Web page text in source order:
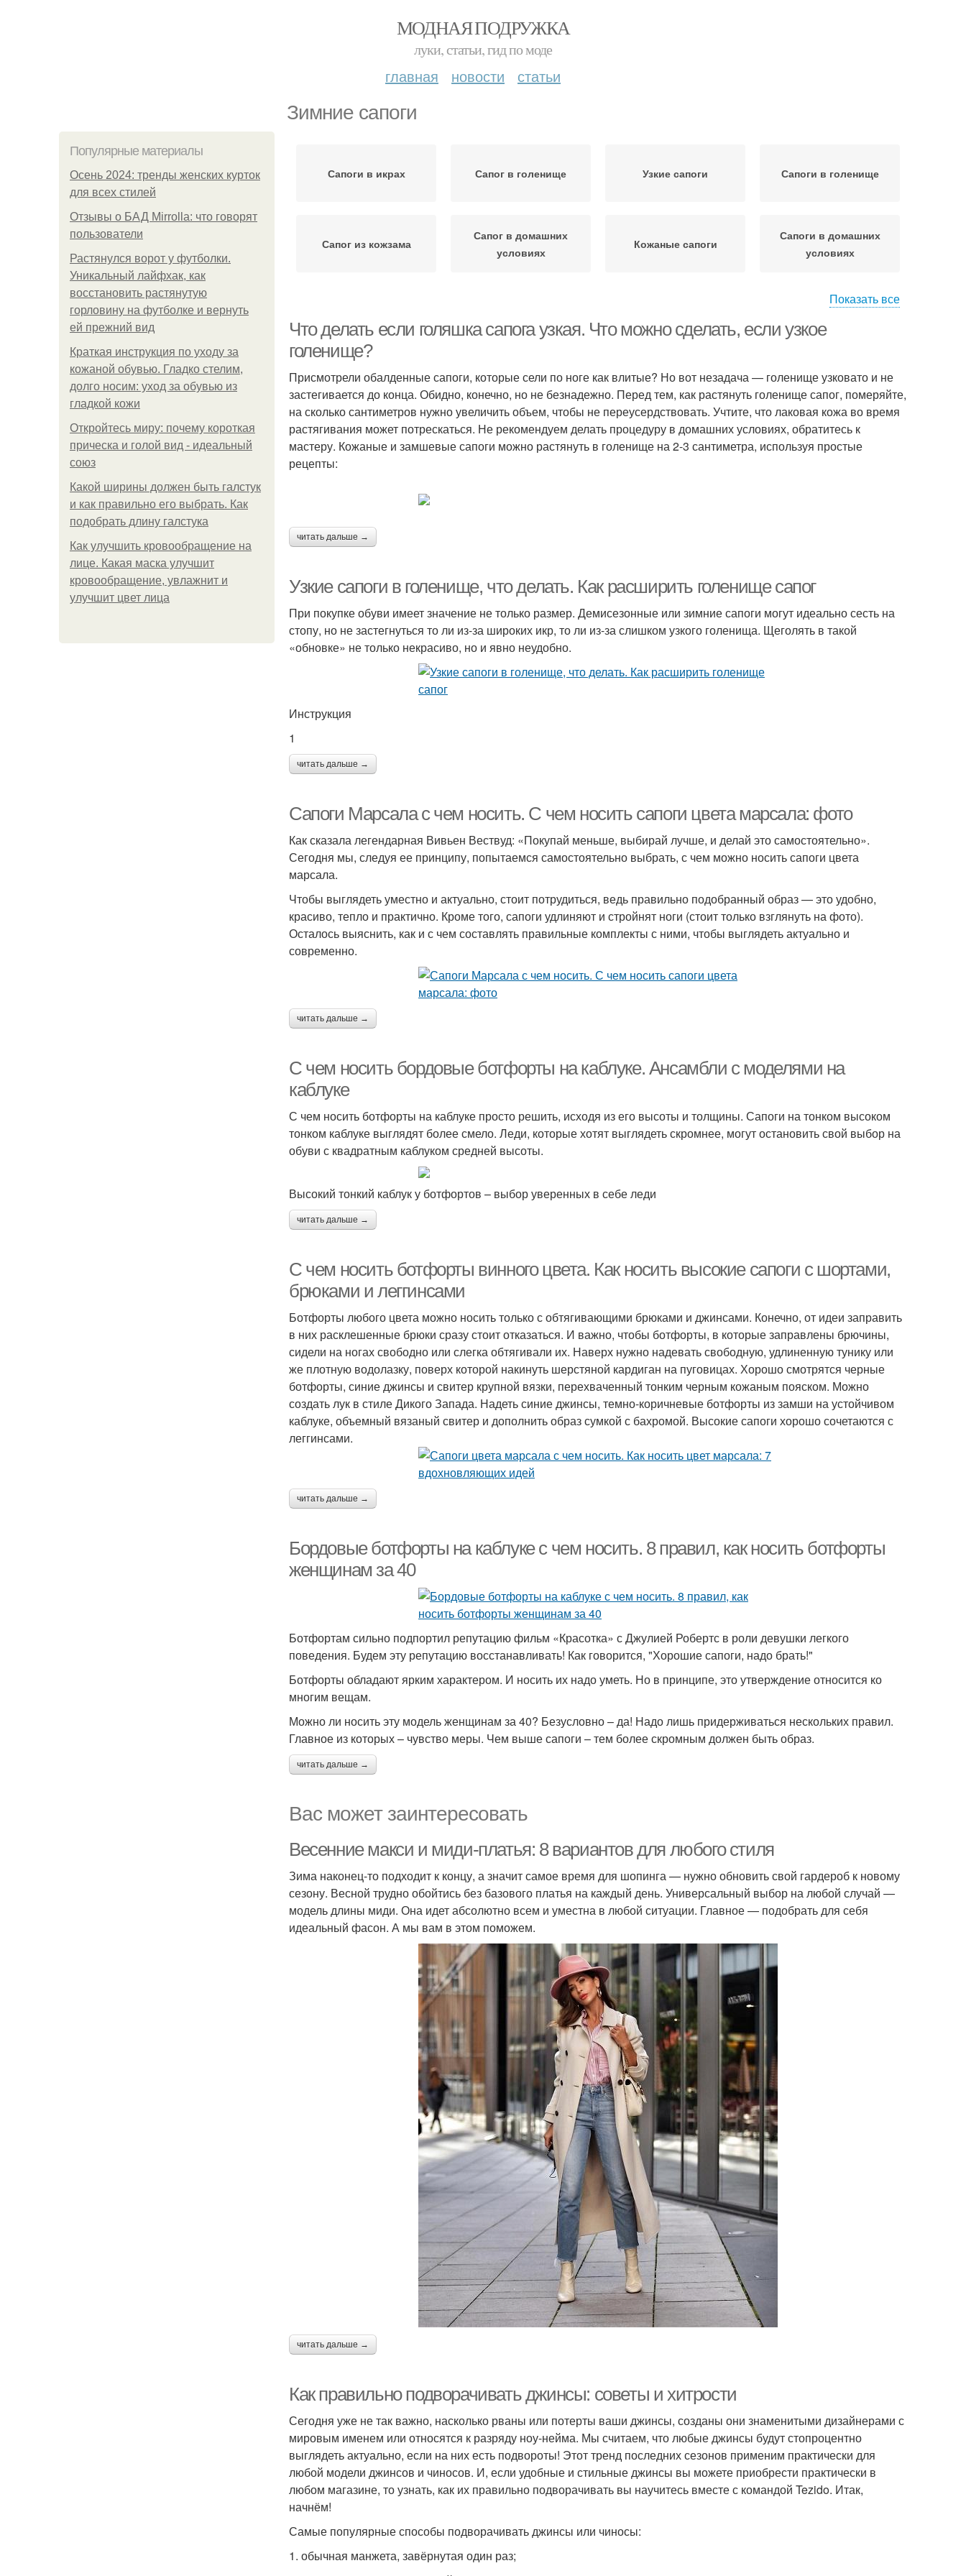
МОДНАЯ ПОДРУЖКА
луки, статьи, гид по моде
главная новости статьи
Зимние сапоги
Популярные материалы
Осень 2024: тренды женских курток
для всех стилей
Отзывы о БАД Mirrolla: что говорят
пользователи
Растянулся ворот у футболки.
Уникальный лайфхак, как
восстановить растянутую
горловину на футболке и вернуть
ей прежний вид
Краткая инструкция по уходу за
кожаной обувью. Гладко стелим,
долго носим: уход за обувью из
гладкой кожи
Откройтесь миру: почему короткая
прическа и голой вид - идеальный
союз
Какой ширины должен быть галстук
и как правильно его выбрать. Как
подобрать длину галстука
Как улучшить кровообращение на
лице. Какая маска улучшит
кровообращение, увлажнит и
улучшит цвет лица
Сапоги в икрах Сапог в голенище Узкие сапоги Сапоги в голенище
Сапог из кожзама
Сапог в домашних
условиях
Кожаные сапоги
Сапоги в домашних
условиях
Сапоги с шортами Замшевые сапоги Женские сапоги Различные сапоги
Сапоги из замши
Пальто под бордовые
Показать все
Что делать если голяшка сапога узкая. Что можно сделать, если узкое
голенище?
Присмотрели обалденные сапоги, которые сели по ноге как влитые? Но вот незадача — голенище узковато и не
застегивается до конца. Обидно, конечно, но не безнадежно. Перед тем, как растянуть голенище сапог, померяйте,
на сколько сантиметров нужно увеличить объем, чтобы не переусердствовать. Учтите, что лаковая кожа во время
растягивания может потрескаться. Не рекомендуем делать процедуру в домашних условиях, обратитесь к
мастеру. Кожаные и замшевые сапоги можно растянуть в голенище на 2-3 сантиметра, используя простые
рецепты:
читать дальше →
Узкие сапоги в голенище, что делать. Как расширить голенище сапог
При покупке обуви имеет значение не только размер. Демисезонные или зимние сапоги могут идеально сесть на
стопу, но не застегнуться то ли из-за широких икр, то ли из-за слишком узкого голенища. Щеголять в такой
«обновке» не только некрасиво, но и явно неудобно.
Инструкция
1
читать дальше →
Сапоги Марсала с чем носить. С чем носить сапоги цвета марсала: фото
Как сказала легендарная Вивьен Вествуд: «Покупай меньше, выбирай лучше, и делай это самостоятельно».
Сегодня мы, следуя ее принципу, попытаемся самостоятельно выбрать, с чем можно носить сапоги цвета
марсала.
Чтобы выглядеть уместно и актуально, стоит потрудиться, ведь правильно подобранный образ — это удобно,
красиво, тепло и практично. Кроме того, сапоги удлиняют и стройнят ноги (стоит только взглянуть на фото).
Осталось выяснить, как и с чем составлять правильные комплекты с ними, чтобы выглядеть актуально и
современно.
читать дальше →
С чем носить бордовые ботфорты на каблуке. Ансамбли с моделями на
каблуке
С чем носить ботфорты на каблуке просто решить, исходя из его высоты и толщины. Сапоги на тонком высоком
тонком каблуке выглядят более смело. Леди, которые хотят выглядеть скромнее, могут остановить свой выбор на
обуви с квадратным каблуком средней высоты.
Высокий тонкий каблук у ботфортов – выбор уверенных в себе леди
читать дальше →
С чем носить ботфорты винного цвета. Как носить высокие сапоги с шортами,
брюками и леггинсами
Ботфорты любого цвета можно носить только с обтягивающими брюками и джинсами. Конечно, от идеи заправить
в них расклешенные брюки сразу стоит отказаться. И важно, чтобы ботфорты, в которые заправлены брючины,
сидели на ногах свободно или слегка обтягивали их. Наверх нужно надевать свободную, удлиненную тунику или
же плотную водолазку, поверх которой накинуть шерстяной кардиган на пуговицах. Хорошо смотрятся черные
ботфорты, синие джинсы и свитер крупной вязки, перехваченный тонким черным кожаным пояском. Можно
создать лук в стиле Дикого Запада. Надеть синие джинсы, темно-коричневые ботфорты из замши на устойчивом
каблуке, объемный вязаный свитер и дополнить образ сумкой с бахромой. Высокие сапоги хорошо сочетаются с
леггинсами.
читать дальше →
Бордовые ботфорты на каблуке с чем носить. 8 правил, как носить ботфорты
женщинам за 40
Ботфортам сильно подпортил репутацию фильм «Красотка» с Джулией Робертс в роли девушки легкого
поведения. Будем эту репутацию восстанавливать! Как говорится, "Хорошие сапоги, надо брать!"
Ботфорты обладают ярким характером. И носить их надо уметь. Но в принципе, это утверждение относится ко
многим вещам.
Можно ли носить эту модель женщинам за 40? Безусловно – да! Надо лишь придерживаться нескольких правил.
Главное из которых – чувство меры. Чем выше сапоги – тем более скромным должен быть образ.
читать дальше →
Вас может заинтересовать
Весенние макси и миди-платья: 8 вариантов для любого стиля
Зима наконец-то подходит к концу, а значит самое время для шопинга — нужно обновить свой гардероб к новому
сезону. Весной трудно обойтись без базового платья на каждый день. Универсальный выбор на любой случай —
модель длины миди. Она идет абсолютно всем и уместна в любой ситуации. Главное — подобрать для себя
идеальный фасон. А мы вам в этом поможем.
читать дальше →
Как правильно подворачивать джинсы: советы и хитрости
Сегодня уже не так важно, насколько рваны или потерты ваши джинсы, созданы они знаменитыми дизайнерами с
мировым именем или относятся к разряду ноу-нейма. Мы считаем, что любые джинсы будут стопроцентно
выглядеть актуально, если на них есть подвороты! Этот тренд последних сезонов применим практически для
любой модели джинсов и чиносов. И, если удобные и стильные джинсы вы можете приобрести практически в
любом магазине, то узнать, как их правильно подворачивать вы научитесь вместе с командой Tezido. Итак,
начнём!
Самые популярные способы подворачивать джинсы или чиносы:
1. обычная манжета, завёрнутая один раз;